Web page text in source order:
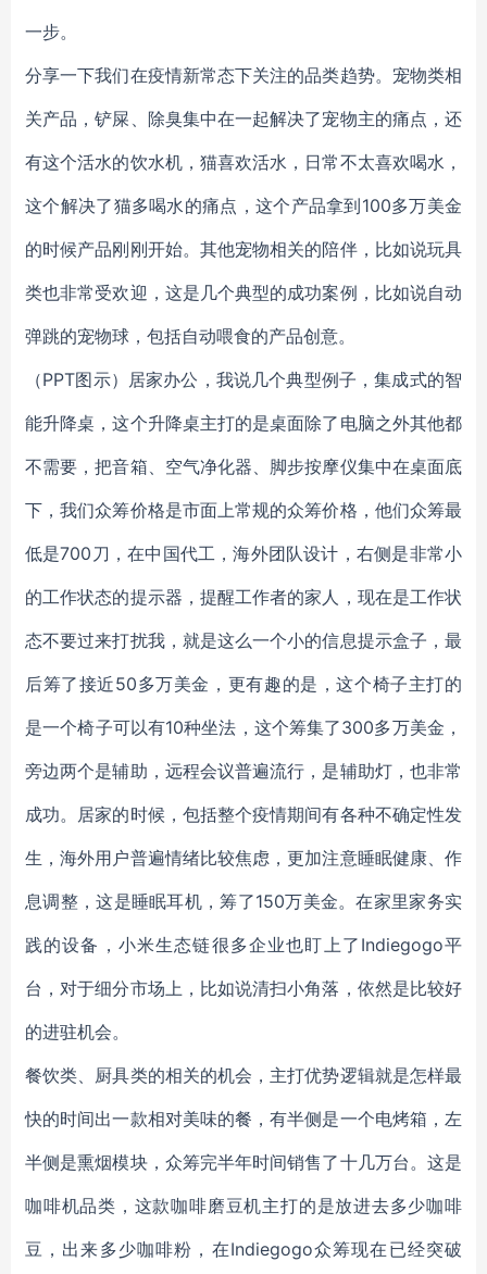
一步。
分享一下我们在疫情新常态下关注的品类趋势。宠物类相
关产品，铲屎、除臭集中在一起解决了宠物主的痛点，还
有这个活水的饮水机，猫喜欢活水，日常不太喜欢喝水，
这个解决了猫多喝水的痛点，这个产品拿到100多万美金
的时候产品刚刚开始。其他宠物相关的陪伴，比如说玩具
类也非常受欢迎，这是几个典型的成功案例，比如说自动
弹跳的宠物球，包括自动喂食的产品创意。
（PPT图示）居家办公，我说几个典型例子，集成式的智
能升降桌，这个升降桌主打的是桌面除了电脑之外其他都
不需要，把音箱、空气净化器、脚步按摩仪集中在桌面底
下，我们众筹价格是市面上常规的众筹价格，他们众筹最
低是700刀，在中国代工，海外团队设计，右侧是非常小
的工作状态的提示器，提醒工作者的家人，现在是工作状
态不要过来打扰我，就是这么一个小的信息提示盒子，最
后筹了接近50多万美金，更有趣的是，这个椅子主打的
是一个椅子可以有10种坐法，这个筹集了300多万美金，
旁边两个是辅助，远程会议普遍流行，是辅助灯，也非常
成功。居家的时候，包括整个疫情期间有各种不确定性发
生，海外用户普遍情绪比较焦虑，更加注意睡眠健康、作
息调整，这是睡眠耳机，筹了150万美金。在家里家务实
践的设备，小米生态链很多企业也盯上了Indiegogo平
台，对于细分市场上，比如说清扫小角落，依然是比较好
的进驻机会。
餐饮类、厨具类的相关的机会，主打优势逻辑就是怎样最
快的时间出一款相对美味的餐，有半侧是一个电烤箱，左
半侧是熏烟模块，众筹完半年时间销售了十几万台。这是
咖啡机品类，这款咖啡磨豆机主打的是放进去多少咖啡
豆，出来多少咖啡粉，在Indiegogo众筹现在已经突破